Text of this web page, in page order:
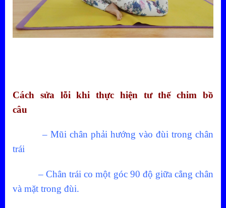
Cách sửa lỗi khi thực hiện tư thế chim bồ
câu
– Mũi chân phải hướng vào đùi trong chân
trái
– Chân trái co một góc 90 độ giữa cẳng chân
và mặt trong đùi.